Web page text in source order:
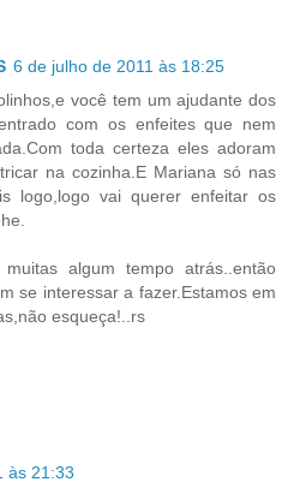
6 de julho de 2011 às 18:25
você tem um ajudante dos
com os enfeites que nem
toda certeza eles adoram
na cozinha.E Mariana só nas
logo,logo vai querer enfeitar os
algum tempo atrás..então
se interessar a fazer.Estamos em
esqueça!..rs
às 21:33